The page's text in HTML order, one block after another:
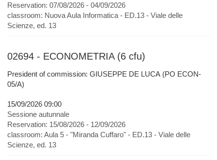
Reservation: 07/08/2026 - 04/09/2026
classroom: Nuova Aula Informatica - ED.13 - Viale delle
Scienze, ed. 13
02694 - ECONOMETRIA (6 cfu)
President of commission: GIUSEPPE DE LUCA (PO ECON-
05/A)
15/09/2026 09:00
Sessione autunnale
Reservation: 15/08/2026 - 12/09/2026
classroom: Aula 5 - "Miranda Cuffaro" - ED.13 - Viale delle
Scienze, ed. 13